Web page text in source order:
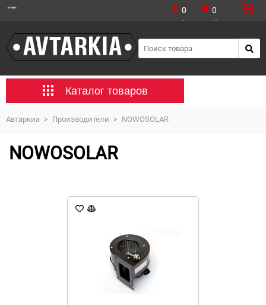
0 0
Каталог товаров
Автаркиа > Производители > NOWOSOLAR
NOWOSOLAR